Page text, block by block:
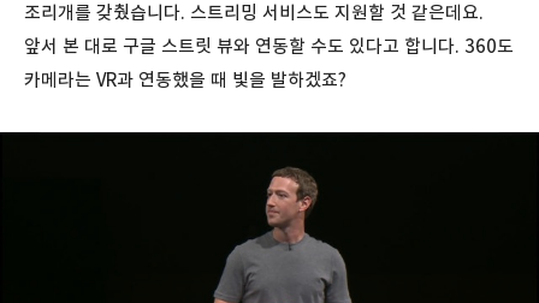
조리개를 갖췄습니다. 스트리밍 서비스도 지원할 것 같은데요.
앞서 본 대로 구글 스트릿 뷰와 연동할 수도 있다고 합니다. 360도
카메라는 VR과 연동했을 때 빛을 발하겠죠?